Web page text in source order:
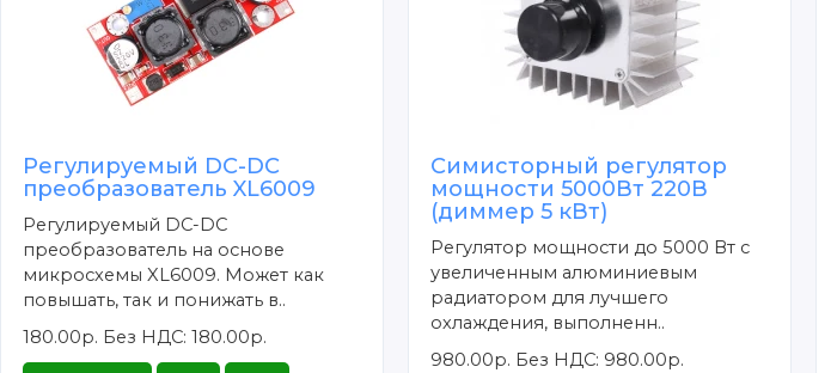
Регулируемый DC-DC
преобразователь XL6009
Регулируемый DC-DC
преобразователь на основе
микросхемы XL6009. Может как
повышать, так и понижать в..
180.00р. Без НДС: 180.00р.
Симисторный регулятор
мощности 5000Вт 220В
(диммер 5 кВт)
Регулятор мощности до 5000 Вт с
увеличенным алюминиевым
радиатором для лучшего
охлаждения, выполненн..
980.00р. Без НДС: 980.00р.